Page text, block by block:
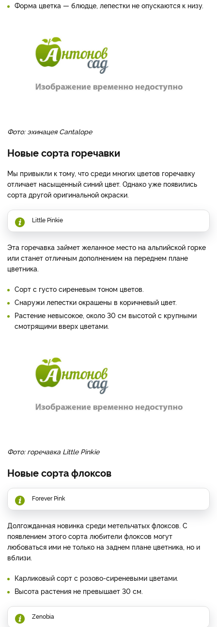
Форма цветка — блюдце, лепестки не опускаются к низу.
Фото: эхинацея Cantalope
Новые сорта горечавки
Мы привыкли к тому, что среди многих цветов горечавку
отличает насыщенный синий цвет. Однако уже появились
сорта другой оригинальной окраски.
Little Pinkie
Эта горечавка займет желанное место на альпийской горке
или станет отличным дополнением на переднем плане
цветника.
Сорт с густо сиреневым тоном цветов.
Снаружи лепестки окрашены в коричневый цвет.
Растение невысокое, около 30 см высотой с крупными
смотрящими вверх цветами.
Фото: горечавка Little Pinkie
Новые сорта флоксов
Forever Pink
Долгожданная новинка среди метельчатых флоксов. С
появлением этого сорта любители флоксов могут
любоваться ими не только на заднем плане цветника, но и
вблизи.
Карликовый сорт с розово-сиреневыми цветами.
Высота растения не превышает 30 см.
Zenobia